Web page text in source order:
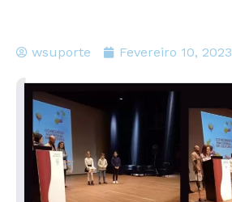
wsuporte Fevereiro 10, 2023